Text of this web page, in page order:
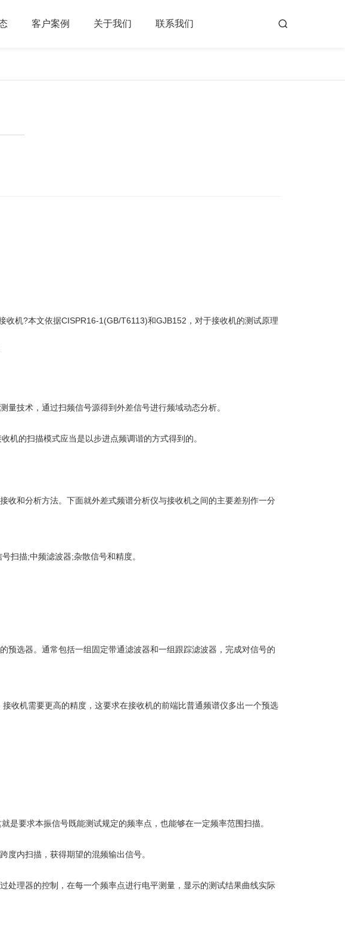
客户案例 关于我们 联系我们
机?本文依据CISPR16-1(GB/T6113)和GJB152，对于接收机的测试原理
技术，通过扫频信号源得到外差信号进行频域动态分析。
的扫描模式应当是以步进点频调谐的方式得到的。
和分析方法。下面就外差式频谱分析仪与接收机之间的主要差别作一分
描;中频滤波器;杂散信号和精度。
选器。通常包括一组固定带通滤波器和一组跟踪滤波器，完成对信号的
机需要更高的精度，这要求在接收机的前端比普通频谱仪多出一个预选
要求本振信号既能测试规定的频率点，也能够在一定频率范围扫描。
内扫描，获得期望的混频输出信号。
理器的控制，在每一个频率点进行电平测量，显示的测试结果曲线实际